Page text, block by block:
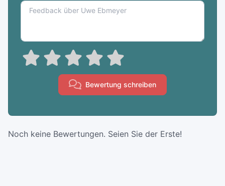
Bewertung schreiben
Noch keine Bewertungen. Seien Sie der Erste!